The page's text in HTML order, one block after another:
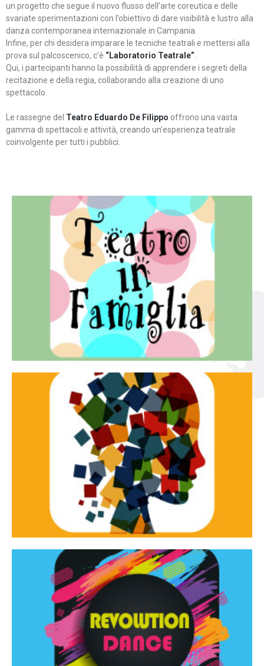
un progetto che segue il nuovo flusso dell’arte coreutica e delle
svariate sperimentazioni con l’obiettivo di dare visibilità e lustro alla
danza contemporanea internazionale in Campania.
Infine, per chi desidera imparare le tecniche teatrali e mettersi alla
prova sul palcoscenico, c’è “Laboratorio Teatrale”
Qui, i partecipanti hanno la possibilità di apprendere i segreti della
recitazione e della regia, collaborando alla creazione di uno
spettacolo.
Le rassegne del Teatro Eduardo De Filippo offrono una vasta
gamma di spettacoli e attività, creando un’esperienza teatrale
coinvolgente per tutti i pubblici.
Teatro in famiglia
Teatro In Famiglia è una rassegna di teatro concepita
per far condividere e godere del teatro all’intera
famiglia.
Continua
Tracce dinamiche
Tracce Dinamiche è una rassegna di teatro
d’innovazione e sperimentale.
Continua
Revolution Dance
Rassegna di danza contemporanea – I Edizione